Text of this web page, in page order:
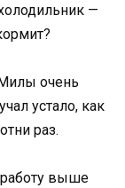
—
очень
устало, как
раз.
выше